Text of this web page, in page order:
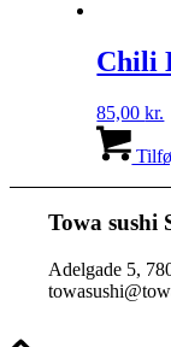
Chili
85,00kr.
Towa sushi
Adelgade 5,